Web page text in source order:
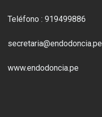
Teléfono : 919499886
secretaria@endodoncia.pe
www.endodoncia.pe